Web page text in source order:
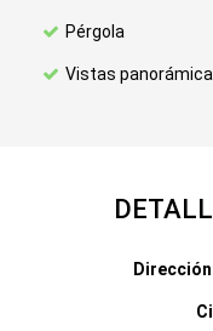
Pérgola
Vistas